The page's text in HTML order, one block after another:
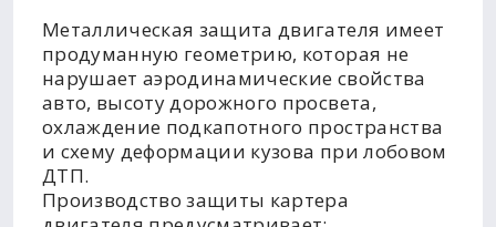
Металлическая защита двигателя имеет
продуманную геометрию, которая не
нарушает аэродинамические свойства
авто, высоту дорожного просвета,
охлаждение подкапотного пространства
и схему деформации кузова при лобовом
ДТП.
Производство защиты картера